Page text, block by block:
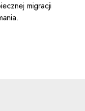
migracji